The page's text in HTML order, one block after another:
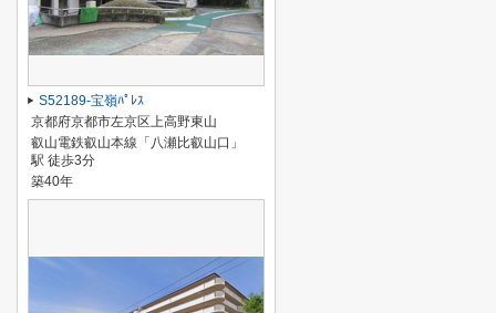
S52189-宝嶺ﾊﾟﾚｽ
京都府京都市左京区上高野東山
叡山電鉄叡山本線「八瀬比叡山口」
駅 徒歩3分
築40年